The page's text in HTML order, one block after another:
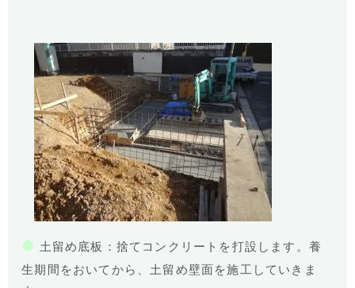
● 土留め底板：捨てコンクリートを打設します。養
生期間をおいてから、土留め壁面を施工していきま